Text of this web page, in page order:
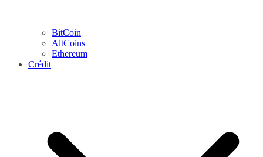
BitCoin
AltCoins
Ethereum
Crédit